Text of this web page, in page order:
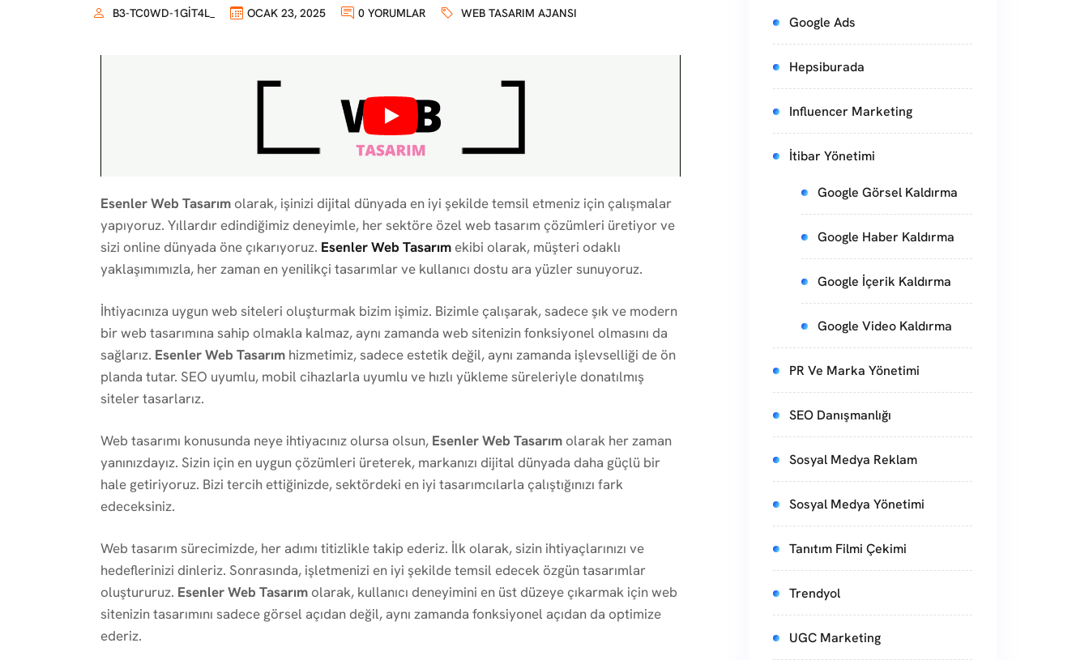
B3-TC0WD-1GIT4L_ OCAK 23, 2025 0 YORUMLAR WEB TASARIM AJANSI
Esenler Web Tasarım olarak, işinizi dijital dünyada en iyi şekilde temsil etmeniz için çalışmalar
yapıyoruz. Yıllardır edindiğimiz deneyimle, her sektöre özel web tasarım çözümleri üretiyor ve
sizi online dünyada öne çıkarıyoruz. Esenler Web Tasarım ekibi olarak, müşteri odaklı
yaklaşımımızla, her zaman en yenilikçi tasarımlar ve kullanıcı dostu ara yüzler sunuyoruz.
İhtiyacınıza uygun web siteleri oluşturmak bizim işimiz. Bizimle çalışarak, sadece şık ve modern
bir web tasarımına sahip olmakla kalmaz, aynı zamanda web sitenizin fonksiyonel olmasını da
sağlarız. Esenler Web Tasarım hizmetimiz, sadece estetik değil, aynı zamanda işlevselliği de ön
planda tutar. SEO uyumlu, mobil cihazlarla uyumlu ve hızlı yükleme süreleriyle donatılmış
siteler tasarlarız.
Web tasarımı konusunda neye ihtiyacınız olursa olsun, Esenler Web Tasarım olarak her zaman
yanınızdayız. Sizin için en uygun çözümleri üreterek, markanızı dijital dünyada daha güçlü bir
hale getiriyoruz. Bizi tercih ettiğinizde, sektördeki en iyi tasarımcılarla çalıştığınızı fark
edeceksiniz.
Web tasarım sürecimizde, her adımı titizlikle takip ederiz. İlk olarak, sizin ihtiyaçlarınızı ve
hedeflerinizi dinleriz. Sonrasında, işletmenizi en iyi şekilde temsil edecek özgün tasarımlar
oluştururuz. Esenler Web Tasarım olarak, kullanıcı deneyimini en üst düzeye çıkarmak için web
sitenizin tasarımını sadece görsel açıdan değil, aynı zamanda fonksiyonel açıdan da optimize
ederiz.
Google Ads
Hepsiburada
Influencer Marketing
İtibar Yönetimi
Google Görsel Kaldırma
Google Haber Kaldırma
Google İçerik Kaldırma
Google Video Kaldırma
PR Ve Marka Yönetimi
SEO Danışmanlığı
Sosyal Medya Reklam
Sosyal Medya Yönetimi
Tanıtım Filmi Çekimi
Trendyol
UGC Marketing